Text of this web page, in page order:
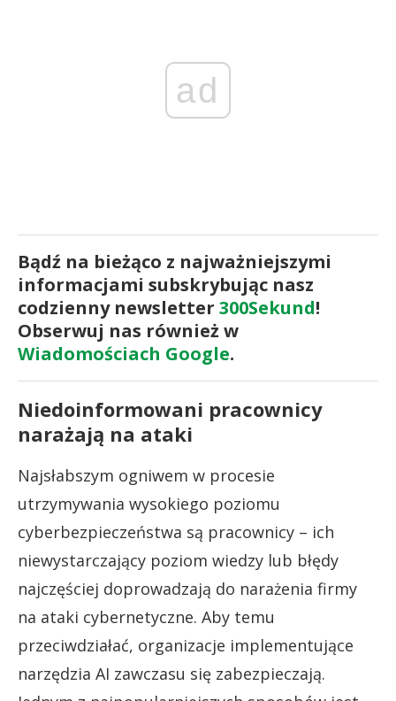
ad
Bądź na bieżąco z najważniejszymi
informacjami subskrybując nasz
codzienny newsletter 300Sekund!
Obserwuj nas również w
Wiadomościach Google.
Niedoinformowani pracownicy
narażają na ataki
Najsłabszym ogniwem w procesie
utrzymywania wysokiego poziomu
cyberbezpieczeństwa są pracownicy – ich
niewystarczający poziom wiedzy lub błędy
najczęściej doprowadzają do narażenia firmy
na ataki cybernetyczne. Aby temu
przeciwdziałać, organizacje implementujące
narzędzia AI zawczasu się zabezpieczają.